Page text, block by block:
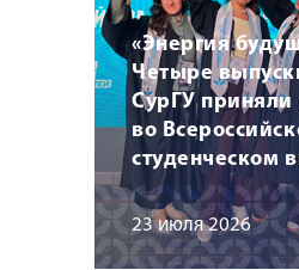
«Энергия
Четыре
СурГУ приняли
во
студенческом
23 июля 2026